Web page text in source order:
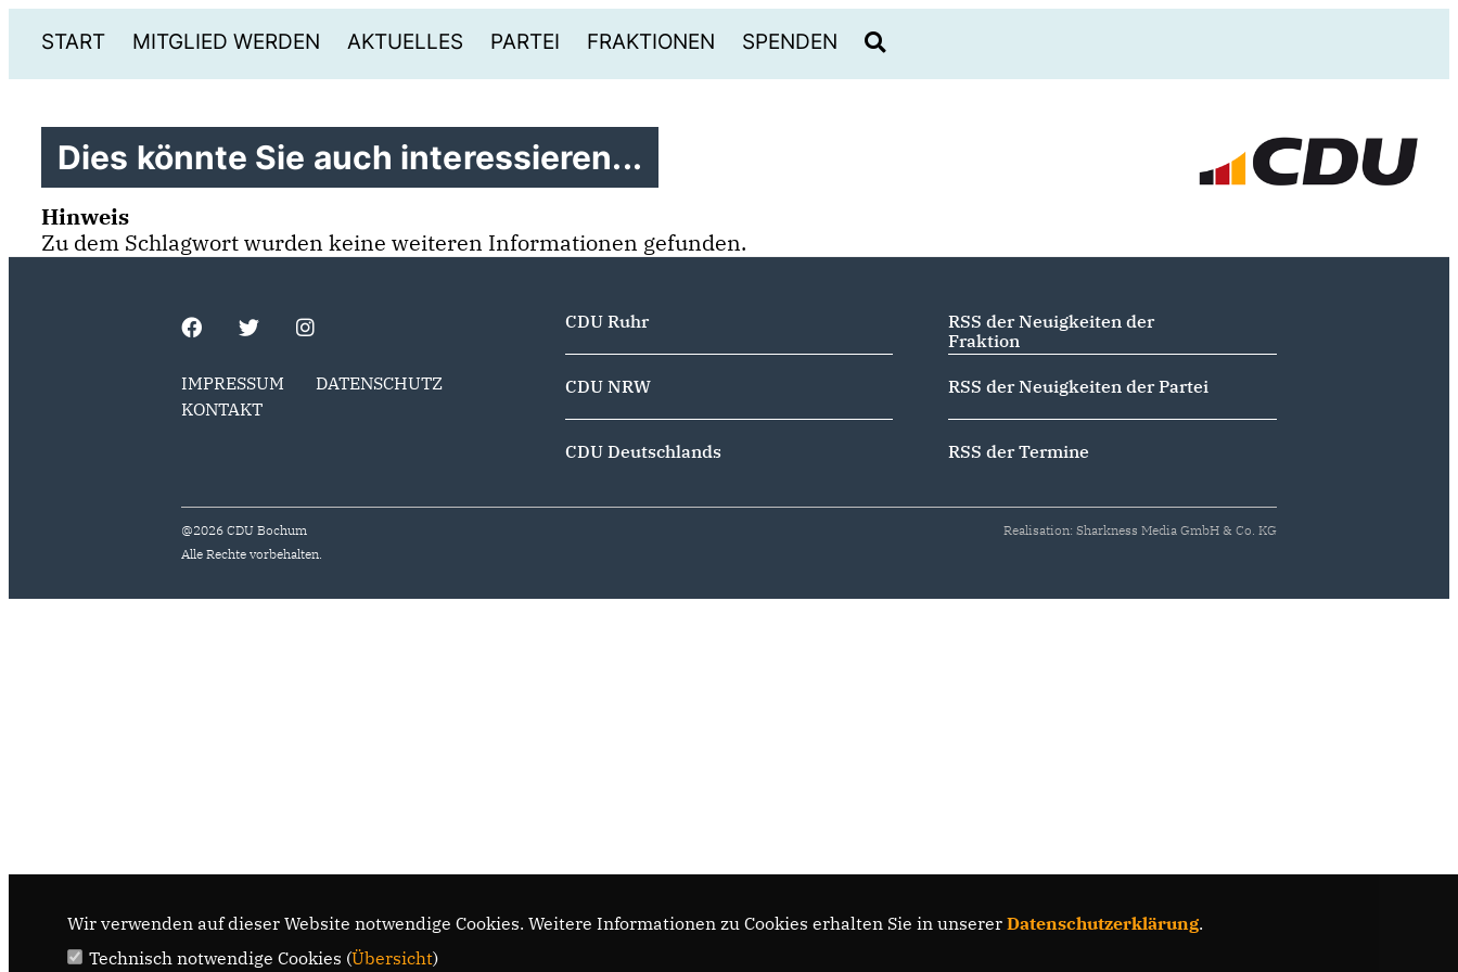
START MITGLIED WERDEN AKTUELLES PARTEI FRAKTIONEN SPENDEN
Dies könnte Sie auch interessieren...
Hinweis
Zu dem Schlagwort wurden keine weiteren Informationen gefunden.
IMPRESSUM
DATENSCHUTZ
KONTAKT
CDU Ruhr
CDU NRW
CDU Deutschlands
RSS der Neuigkeiten der
Fraktion
RSS der Neuigkeiten der Partei
RSS der Termine
@2026 CDU Bochum
Alle Rechte vorbehalten.
Realisation: Sharkness Media GmbH & Co. KG
Wir verwenden auf dieser Website notwendige Cookies. Weitere Informationen zu Cookies erhalten Sie in unserer Datenschutzerklärung.
Technisch notwendige Cookies (Übersicht)